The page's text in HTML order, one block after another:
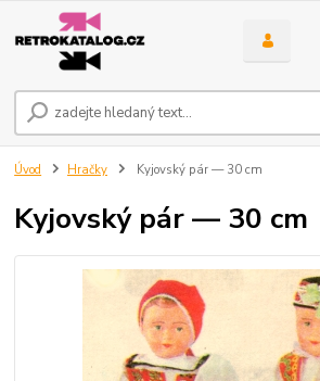
Úvod Hračky Kyjovský pár — 30 cm
Kyjovský pár — 30 cm